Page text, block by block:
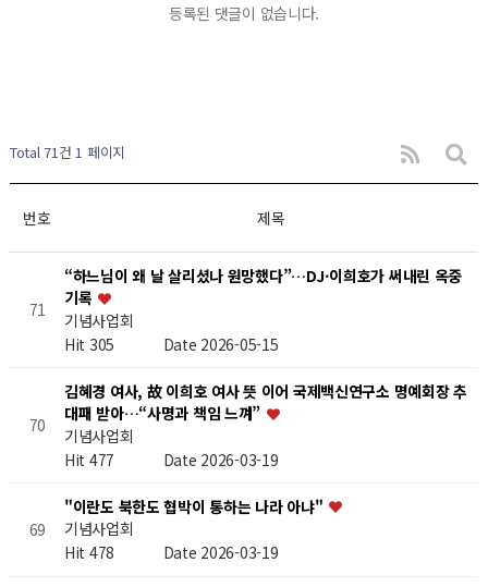
등록된 댓글이 없습니다.
Total 71건 1 페이지
번호 제목
71
“하느님이 왜 날 살리셨나 원망했다”…DJ·이희호가 써내린 옥중
기록
기념사업회
Hit 305 Date 2026-05-15
70
김혜경 여사, 故 이희호 여사 뜻 이어 국제백신연구소 명예회장 추
대패 받아…“사명과 책임 느껴”
기념사업회
Hit 477 Date 2026-03-19
69
"이란도 북한도 협박이 통하는 나라 아냐"
기념사업회
Hit 478 Date 2026-03-19